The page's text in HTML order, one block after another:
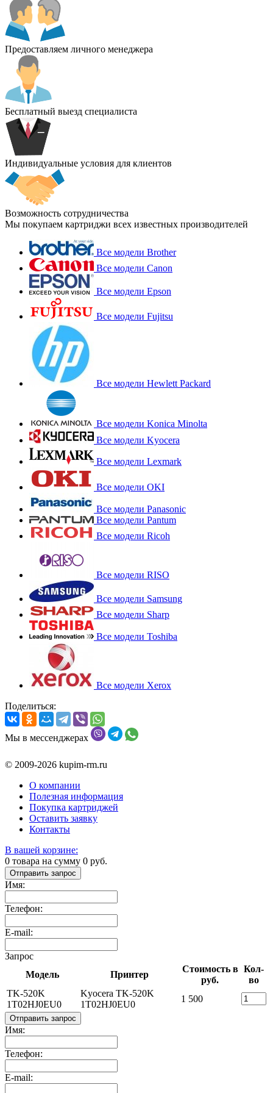
Предоставляем личного менеджера
Бесплатный выезд специалиста
Индивидуальные условия для клиентов
Возможность сотрудничества
Мы покупаем картриджи всех известных производителей
Все модели Brother
Все модели Canon
Все модели Epson
Все модели Fujitsu
Все модели Hewlett Packard
Все модели Konica Minolta
Все модели Kyocera
Все модели Lexmark
Все модели OKI
Все модели Panasonic
Все модели Pantum
Все модели Ricoh
Все модели RISO
Все модели Samsung
Все модели Sharp
Все модели Toshiba
Все модели Xerox
Поделиться:
Мы в мессенджерах
© 2009-2026 kupim-rm.ru
О компании
Полезная информация
Покупка картриджей
Оставить заявку
Контакты
В вашей корзине:
0 товара на сумму 0 руб.
Отправить запрос
Имя:
Телефон:
E-mail:
Запрос
Модель
Принтер
Стоимость в
руб.
Кол-
во
TK-520K
1T02HJ0EU0
Kyocera TK-520K
1T02HJ0EU0
1 500
Отправить запрос
Имя:
Телефон:
E-mail: